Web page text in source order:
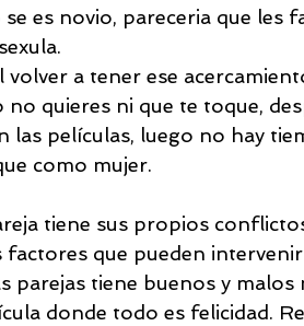
CONDUCTUAL
se es novio, pareceria que les
volver a tener ese
no quieres ni que te toque,
las películas, luego no hay
como mujer.
tiene sus propios
factores que pueden
parejas tiene buenos y
donde todo es felicidad.